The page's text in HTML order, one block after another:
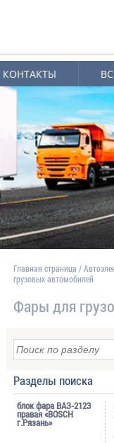
КОНТАКТЫ
Главная страница /
грузовых автомобилей
Фары для
Разделы поиска
блок фара ВАЗ-2123
правая «BOSCH
г.Рязань»